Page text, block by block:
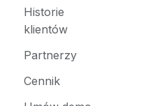
Historie
klientów
Partnerzy
Cennik